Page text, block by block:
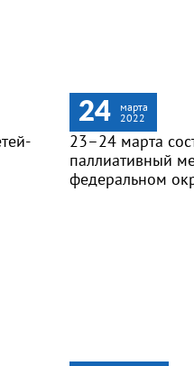
24
марта
2022
23–24 марта
паллиативный
федеральном